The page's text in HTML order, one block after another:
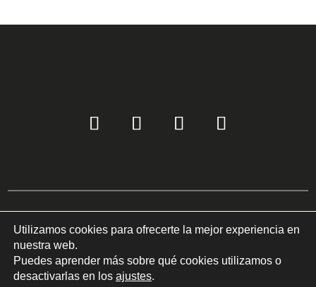
Copyright © 2022 COM-LED Todos los derechos reservados ©
Política de privacidadIUso de cookies
Utilizamos cookies para ofrecerte la mejor experiencia en
nuestra web.
Puedes aprender más sobre qué cookies utilizamos o
desactivarlas en los ajustes.